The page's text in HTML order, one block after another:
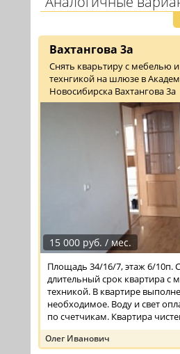
Вахтангова 3а
Снять кварьтиру с мебелью
технгикой на шлюзе в
Новосибирска Вахтангова 3а
15 000 руб. / мес.
Площадь 34/16/7, этаж 6/10п.
длительный срок квартира с
техникой. В квартире
необходимое. Воду и свет
по счетчикам. Квартира
Олег Иванович